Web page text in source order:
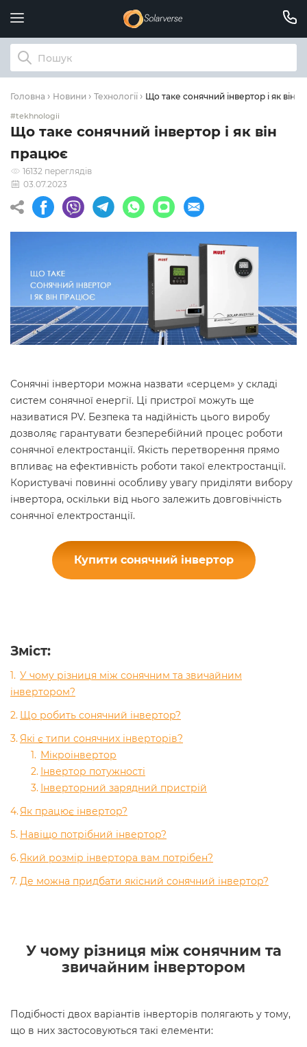
Головна Новини Технології Що таке сонячний інвертор і як він
#tekhnologii
Що таке сонячний інвертор і як він
працює
16132 переглядів
03.07.2023
Сонячні інвертори можна назвати «серцем» у складі
систем сонячної енергії. Ці пристрої можуть ще
називатися PV. Безпека та надійність цього виробу
дозволяє гарантувати безперебійний процес роботи
сонячної електростанції. Якість перетворення прямо
впливає на ефективність роботи такої електростанції.
Користувачі повинні особливу увагу приділяти вибору
інвертора, оскільки від нього залежить довговічність
сонячної електростанції.
Купити сонячний інвертор
Зміст:
У чому різниця між сонячним та звичайним
інвертором?
Що робить сонячний інвертор?
Які є типи сонячних інверторів?
Мікроінвертор
Інвертор потужності
Інверторний зарядний пристрій
Як працює інвертор?
Навіщо потрібний інвертор?
Який розмір інвертора вам потрібен?
Де можна придбати якісний сонячний інвертор?
У чому різниця між сонячним та
звичайним інвертором
Подібності двох варіантів інверторів полягають у тому,
що в них застосовуються такі елементи: